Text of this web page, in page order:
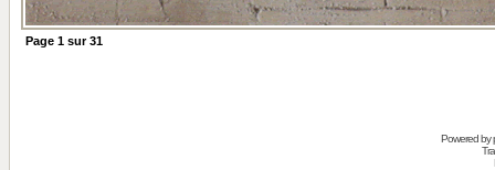
Page 1 sur31
Powered by